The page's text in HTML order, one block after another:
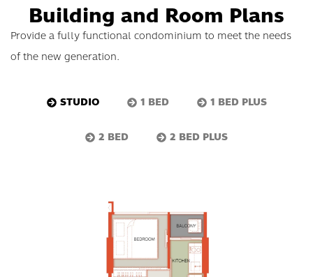
Building and Room Plans
Provide a fully functional condominium to meet the needs
of the new generation.
STUDIO 1 BED 1 BED PLUS
2 BED 2 BED PLUS